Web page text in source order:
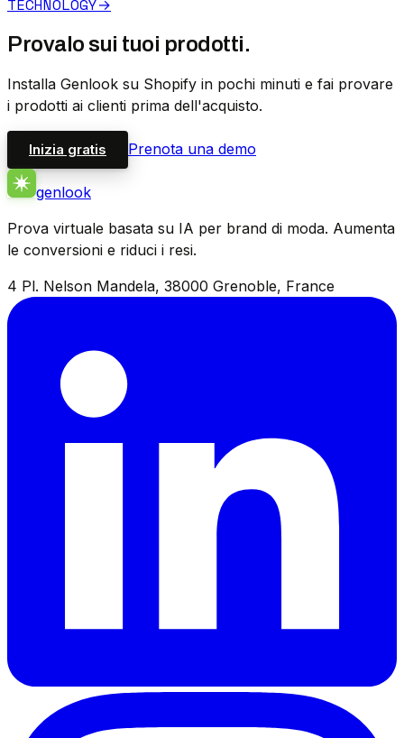
TECHNOLOGY→
Provalo sui tuoi prodotti.
Installa Genlook su Shopify in pochi minuti e fai provare
i prodotti ai clienti prima dell'acquisto.
Inizia gratis Prenota una demo
genlook
Prova virtuale basata su IA per brand di moda. Aumenta
le conversioni e riduci i resi.
4 Pl. Nelson Mandela, 38000 Grenoble, France